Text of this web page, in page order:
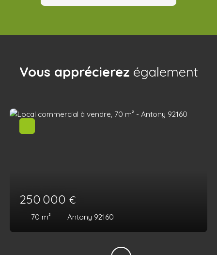
Vous apprécierez également
250 000 €
70 m² Antony 92160